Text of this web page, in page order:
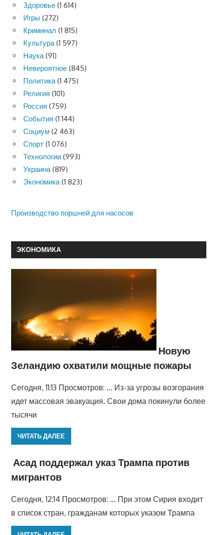
Здоровье (1 614)
Игры (272)
Криминал (1 815)
Культура(1 597)
Наука(91)
Невероятное (845)
Политика(1 475)
Религия (101)
Россия (759)
События (1 144)
Социум (2 463)
Спорт (1 076)
Технологии (993)
Украина(819)
Экономика(1 823)
Производство поршней для насосов
ЭКОНОМИКА
Новую
Зеландию охватили мощные пожары
Сегодня, 11:13 Просмотров: … Из-за угрозы возгорания
идет массовая эвакуация. Свои дома покинули более
тысячи
ЧИТАТЬ ДАЛЕЕ
Асад поддержал указ Трампа против
мигрантов
Сегодня, 12:14 Просмотров: … При этом Сирия входит
в список стран, гражданам которых указом Трампа